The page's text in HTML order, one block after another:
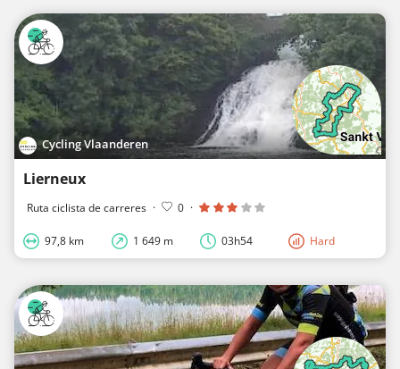
Cycling Vlaanderen
Lierneux
Ruta ciclista de carreres · 0 ·
97,8 km 1 649 m 03h54 Hard